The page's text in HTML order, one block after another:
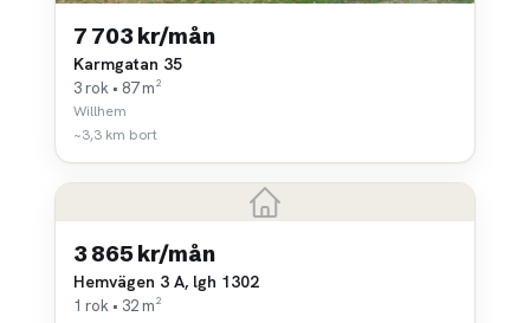
7 703 kr/mån
Karmgatan 35
3 rok • 87 m²
Willhem
~3,3 km bort
3 865 kr/mån
Hemvägen 3 A, lgh 1302
1 rok • 32 m²